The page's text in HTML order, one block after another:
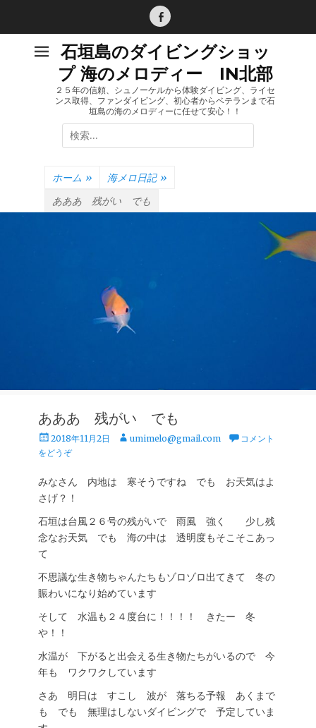
Facebook
石垣島のダイビングショッ
プ 海のメロディー IN北部
２５年の信頼、シュノーケルから体験ダイビング、ライセ
ンス取得、ファンダイビング、初心者からベテランまで石
垣島の海のメロディーに任せて安心！！
検
索:
ホーム » 海メロ日記 »
あああ 残がい でも
あああ 残がい でも
投
稿
2018年11月2日
投 umimelo@gmail.com
コメント
をどうぞ
みなさん 内地は 寒そうですね でも お天気はよ
さげ？！
石垣は台風２６号の残がいで 雨風 強く 少し残
念なお天気 でも 海の中は 透明度もそこそこあっ
て
不思議な生き物ちゃんたちもゾロゾロ出てきて 冬の
賑わいになり始めています
そして 水温も２４度台に！！！！ きたー 冬
や！！
水温が 下がると出会える生き物たちがいるので 今
年も ワクワクしています
さあ 明日は すこし 波が 落ちる予報 あくまで
も でも 無理はしないダイビングで 予定していま